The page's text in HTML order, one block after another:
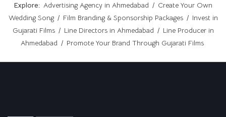
Explore: Advertising Agency in Ahmedabad / Create Your Own
Wedding Song / Film Branding & Sponsorship Packages / Invest in
Gujarati Films / Line Directors in Ahmedabad / Line Producer in
Ahmedabad / Promote Your Brand Through Gujarati Films